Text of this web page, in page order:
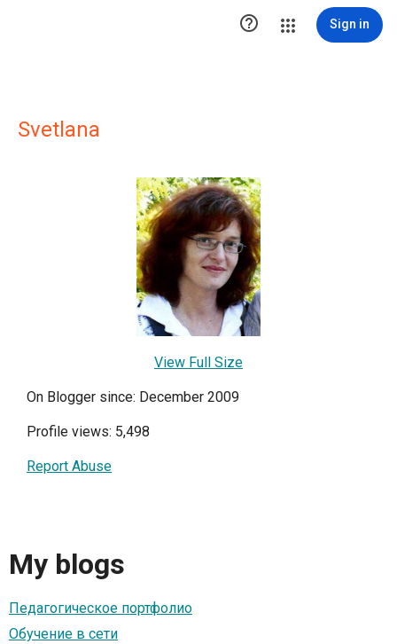
 Sign in
Svetlana
View Full Size
On Blogger since: December 2009
Profile views: 5,498
Report Abuse
My blogs
Педагогическое портфолио
Обучение в сети